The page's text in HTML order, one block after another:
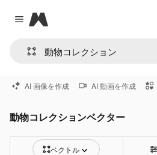
Close menu
Magnific
AI 画像を作成 AI 動画を作成
動物コレクションベクター
ベクトル